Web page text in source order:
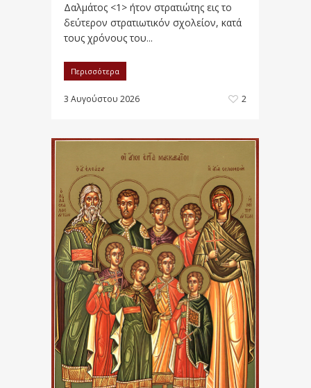
Δαλμάτος <1> ήτον στρατιώτης εις το
δεύτερον στρατιωτικόν σχολείον, κατά
τους χρόνους του...
Περισσότερα
3 Αυγούστου 2026 2